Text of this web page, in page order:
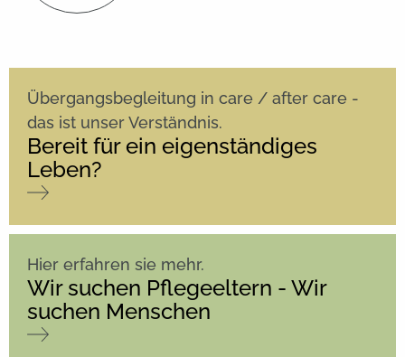
Übergangsbegleitung in care / after care -
das ist unser Verständnis.
Bereit für ein eigenständiges
Leben?
Hier erfahren sie mehr.
Wir suchen Pflegeeltern - Wir
suchen Menschen